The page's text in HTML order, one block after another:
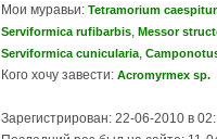
Мои муравьи: Tetramorium
Serviformica rufibarbis, Messor
Serviformica cunicularia,
Кого хочу завести: Acromyrmex sp.
Зарегистрирован: 22-06-2010 в